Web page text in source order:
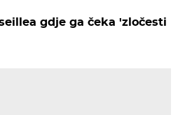
gdje ga čeka 'zločesti